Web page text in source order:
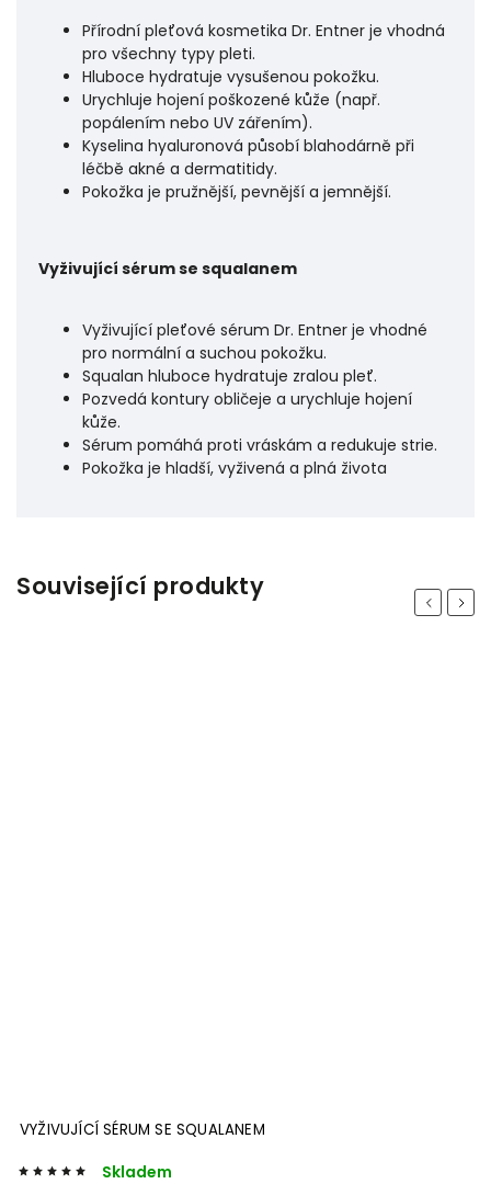
Přírodní pleťová kosmetika Dr. Entner je vhodná
pro všechny typy pleti.
Hluboce hydratuje vysušenou pokožku.
Urychluje hojení poškozené kůže (např.
popálením nebo UV zářením).
Kyselina hyaluronová působí blahodárně při
léčbě akné a dermatitidy.
Pokožka je pružnější, pevnější a jemnější.
Vyživující sérum se squalanem
Vyživující pleťové sérum Dr. Entner je vhodné
pro normální a suchou pokožku.
Squalan hluboce hydratuje zralou pleť.
Pozvedá kontury obličeje a urychluje hojení
kůže.
Sérum pomáhá proti vráskám a redukuje strie.
Pokožka je hladší, vyživená a plná života
Související produkty Previous
VYŽIVUJÍCÍ SÉRUM SE SQUALANEM
Skladem
Next